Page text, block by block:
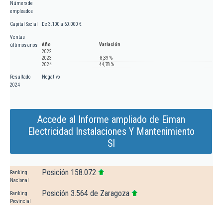
Número de
empleados
Capital Social De 3.100 a 60.000 €
Ventas
últimos años
Año
Variación
2022
2023
-8,39 %
2024
44,78 %
Resultado
2024
Negativo
Accede al Informe ampliado de Eiman
Electricidad Instalaciones Y Mantenimiento
Sl
Ranking
Nacional
Posición 158.072
Ranking
Provincial
Posición 3.564 de Zaragoza